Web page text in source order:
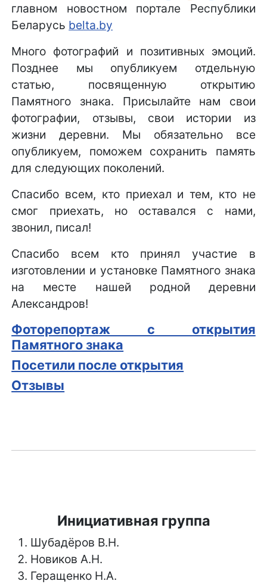
главном новостном портале Республики
Беларусь belta.by
Много фотографий и позитивных эмоций.
Позднее мы опубликуем отдельную
статью, посвященную открытию
Памятного знака. Присылайте нам свои
фотографии, отзывы, свои истории из
жизни деревни. Мы обязательно все
опубликуем, поможем сохранить память
для следующих поколений.
Спасибо всем, кто приехал и тем, кто не
смог приехать, но оставался с нами,
звонил, писал!
Спасибо всем кто принял участие в
изготовлении и установке Памятного знака
на месте нашей родной деревни
Александров!
Фоторепортаж с открытия
Памятного знака
Посетили после открытия
Отзывы
Инициативная группа
Шубадёров В.Н.
Новиков А.Н.
Геращенко Н.А.